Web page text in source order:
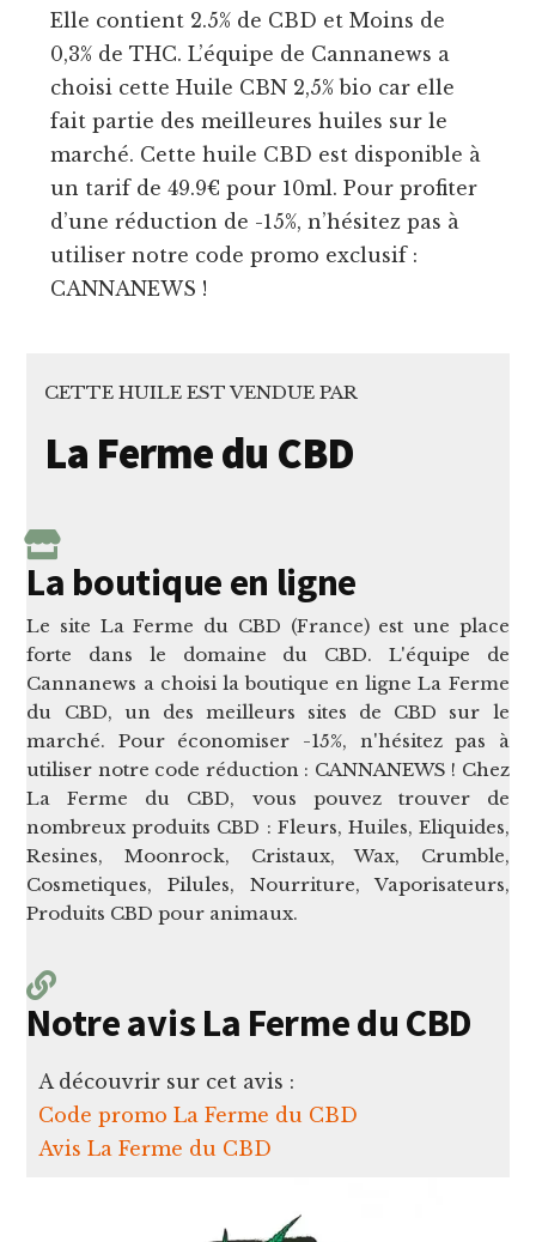
Elle contient 2.5% de CBD et Moins de
0,3% de THC. L’équipe de Cannanews a
choisi cette Huile CBN 2,5% bio car elle
fait partie des meilleures huiles sur le
marché. Cette huile CBD est disponible à
un tarif de 49.9€ pour 10ml. Pour profiter
d’une réduction de -15%, n’hésitez pas à
utiliser notre code promo exclusif :
CANNANEWS !
CETTE HUILE EST VENDUE PAR
La Ferme du CBD
La boutique en ligne
Le site La Ferme du CBD (France) est une place
forte dans le domaine du CBD. L'équipe de
Cannanews a choisi la boutique en ligne La Ferme
du CBD, un des meilleurs sites de CBD sur le
marché. Pour économiser -15%, n'hésitez pas à
utiliser notre code réduction : CANNANEWS ! Chez
La Ferme du CBD, vous pouvez trouver de
nombreux produits CBD : Fleurs, Huiles, Eliquides,
Resines, Moonrock, Cristaux, Wax, Crumble,
Cosmetiques, Pilules, Nourriture, Vaporisateurs,
Produits CBD pour animaux.
Notre avis La Ferme du CBD
A découvrir sur cet avis :
Code promo La Ferme du CBD
Avis La Ferme du CBD